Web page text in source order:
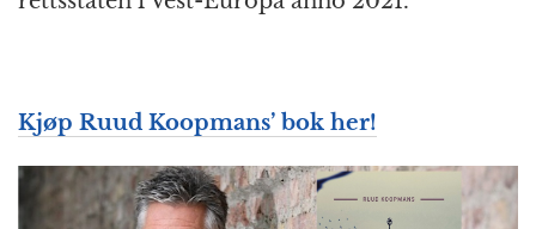
Kjøp Ruud Koopmans’ bok her!